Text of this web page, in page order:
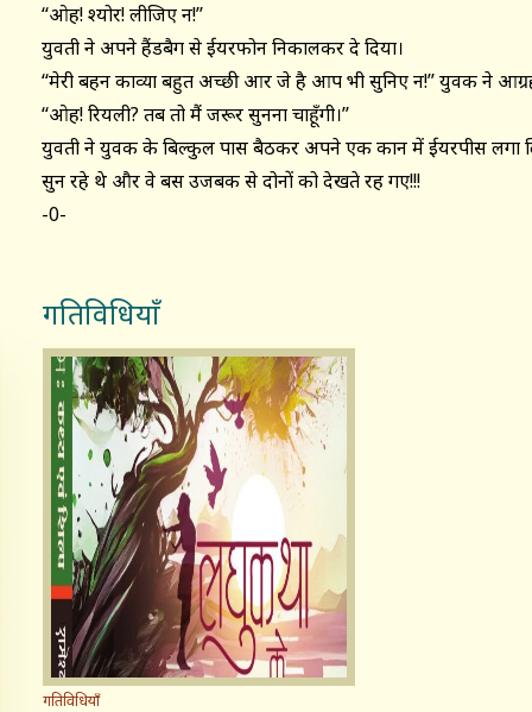
‘‘ओह! श्योर! लीजिए न!’’
युवती ने अपने हैंडबैग से ईयरफोन निकालकर दे दिया।
‘‘मेरी बहन काव्या बहुत अच्छी आर जे है आप भी सुनिए न!’’ युवक ने
‘‘ओह! रियली? तब तो मैं जरूर सुनना चाहूँगी।’’
युवती ने युवक के बिल्कुल पास बैठकर अपने एक कान में ईयरपीस लगा
सुन रहे थे और वे बस उजबक से दोनों को देखते रह गए!!!
-0-
गतिविधियाँ
गतिविधियाँ